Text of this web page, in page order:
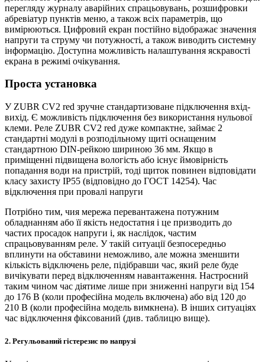
перегляду журналу аварійних спрацьовувань, розшифровки
абревіатур пунктів меню, а також всіх параметрів, що
вимірюються. Цифровий екран постійно відображає значення
напруги та струму чи потужності, а також виводить системну
інформацію. Доступна можливість налаштування яскравості
екрана в режимі очікування.
Проста установка
У ZUBR CV2 red зручне стандартизоване підключення вхід-
вихід. Є можливість підключення без використання нульової
клеми. Реле ZUBR CV2 red дуже компактне, займає 2
стандартні модулі в розподільному щиті оснащеним
стандартною DIN-рейкою шириною 36 мм. Якщо в
приміщенні підвищена вологість або існує ймовірність
попадання води на пристрій, тоді щиток повинен відповідати
класу захисту IP55 (відповідно до ГОСТ 14254). Час
відключення при провалі напруги
Потрібно тим, чия мережа перевантажена потужним
обладнанням або її якість недостатня і це призводить до
частих просадок напруги і, як наслідок, частим
спрацьовуванням реле. У такій ситуації безпосередньо
вплинути на обставини неможливо, але можна зменшити
кількість відключень реле, підібравши час, який реле буде
вичікувати перед відключенням навантаження. Настроєний
таким чином час діятиме лише при зниженні напруги від 154
до 176 В (коли професійна модель включена) або від 120 до
210 В (коли професійна модель вимкнена). В інших ситуаціях
час відключення фіксований (див. таблицю вище).
2. Регульований гістерезис по напрузі